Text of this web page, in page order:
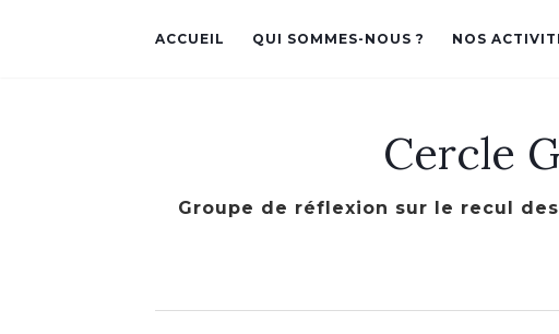
ACCUEIL QUI SOMMES-NOUS ? NOS
Cercle
Groupe de réflexion sur le recul